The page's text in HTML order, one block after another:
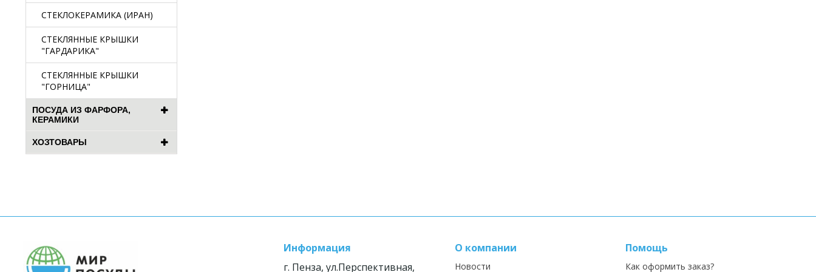
СТЕКЛОКЕРАМИКА (ИРАН)
СТЕКЛЯННЫЕ КРЫШКИ
"ГАРДАРИКА"
СТЕКЛЯННЫЕ КРЫШКИ
"ГОРНИЦА"
ПОСУДА ИЗ ФАРФОРА,
КЕРАМИКИ
ХОЗТОВАРЫ
Информация
г. Пенза, ул.Перспективная,
О компании
Новости
Помощь
Как оформить заказ?